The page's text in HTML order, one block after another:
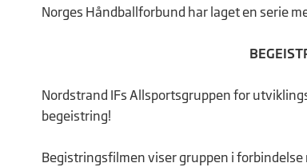
Norges Håndballforbund har laget en serie
Nordstrand IFs Allsportsgruppen for
begeistring!
Begistringsfilmen viser gruppen i